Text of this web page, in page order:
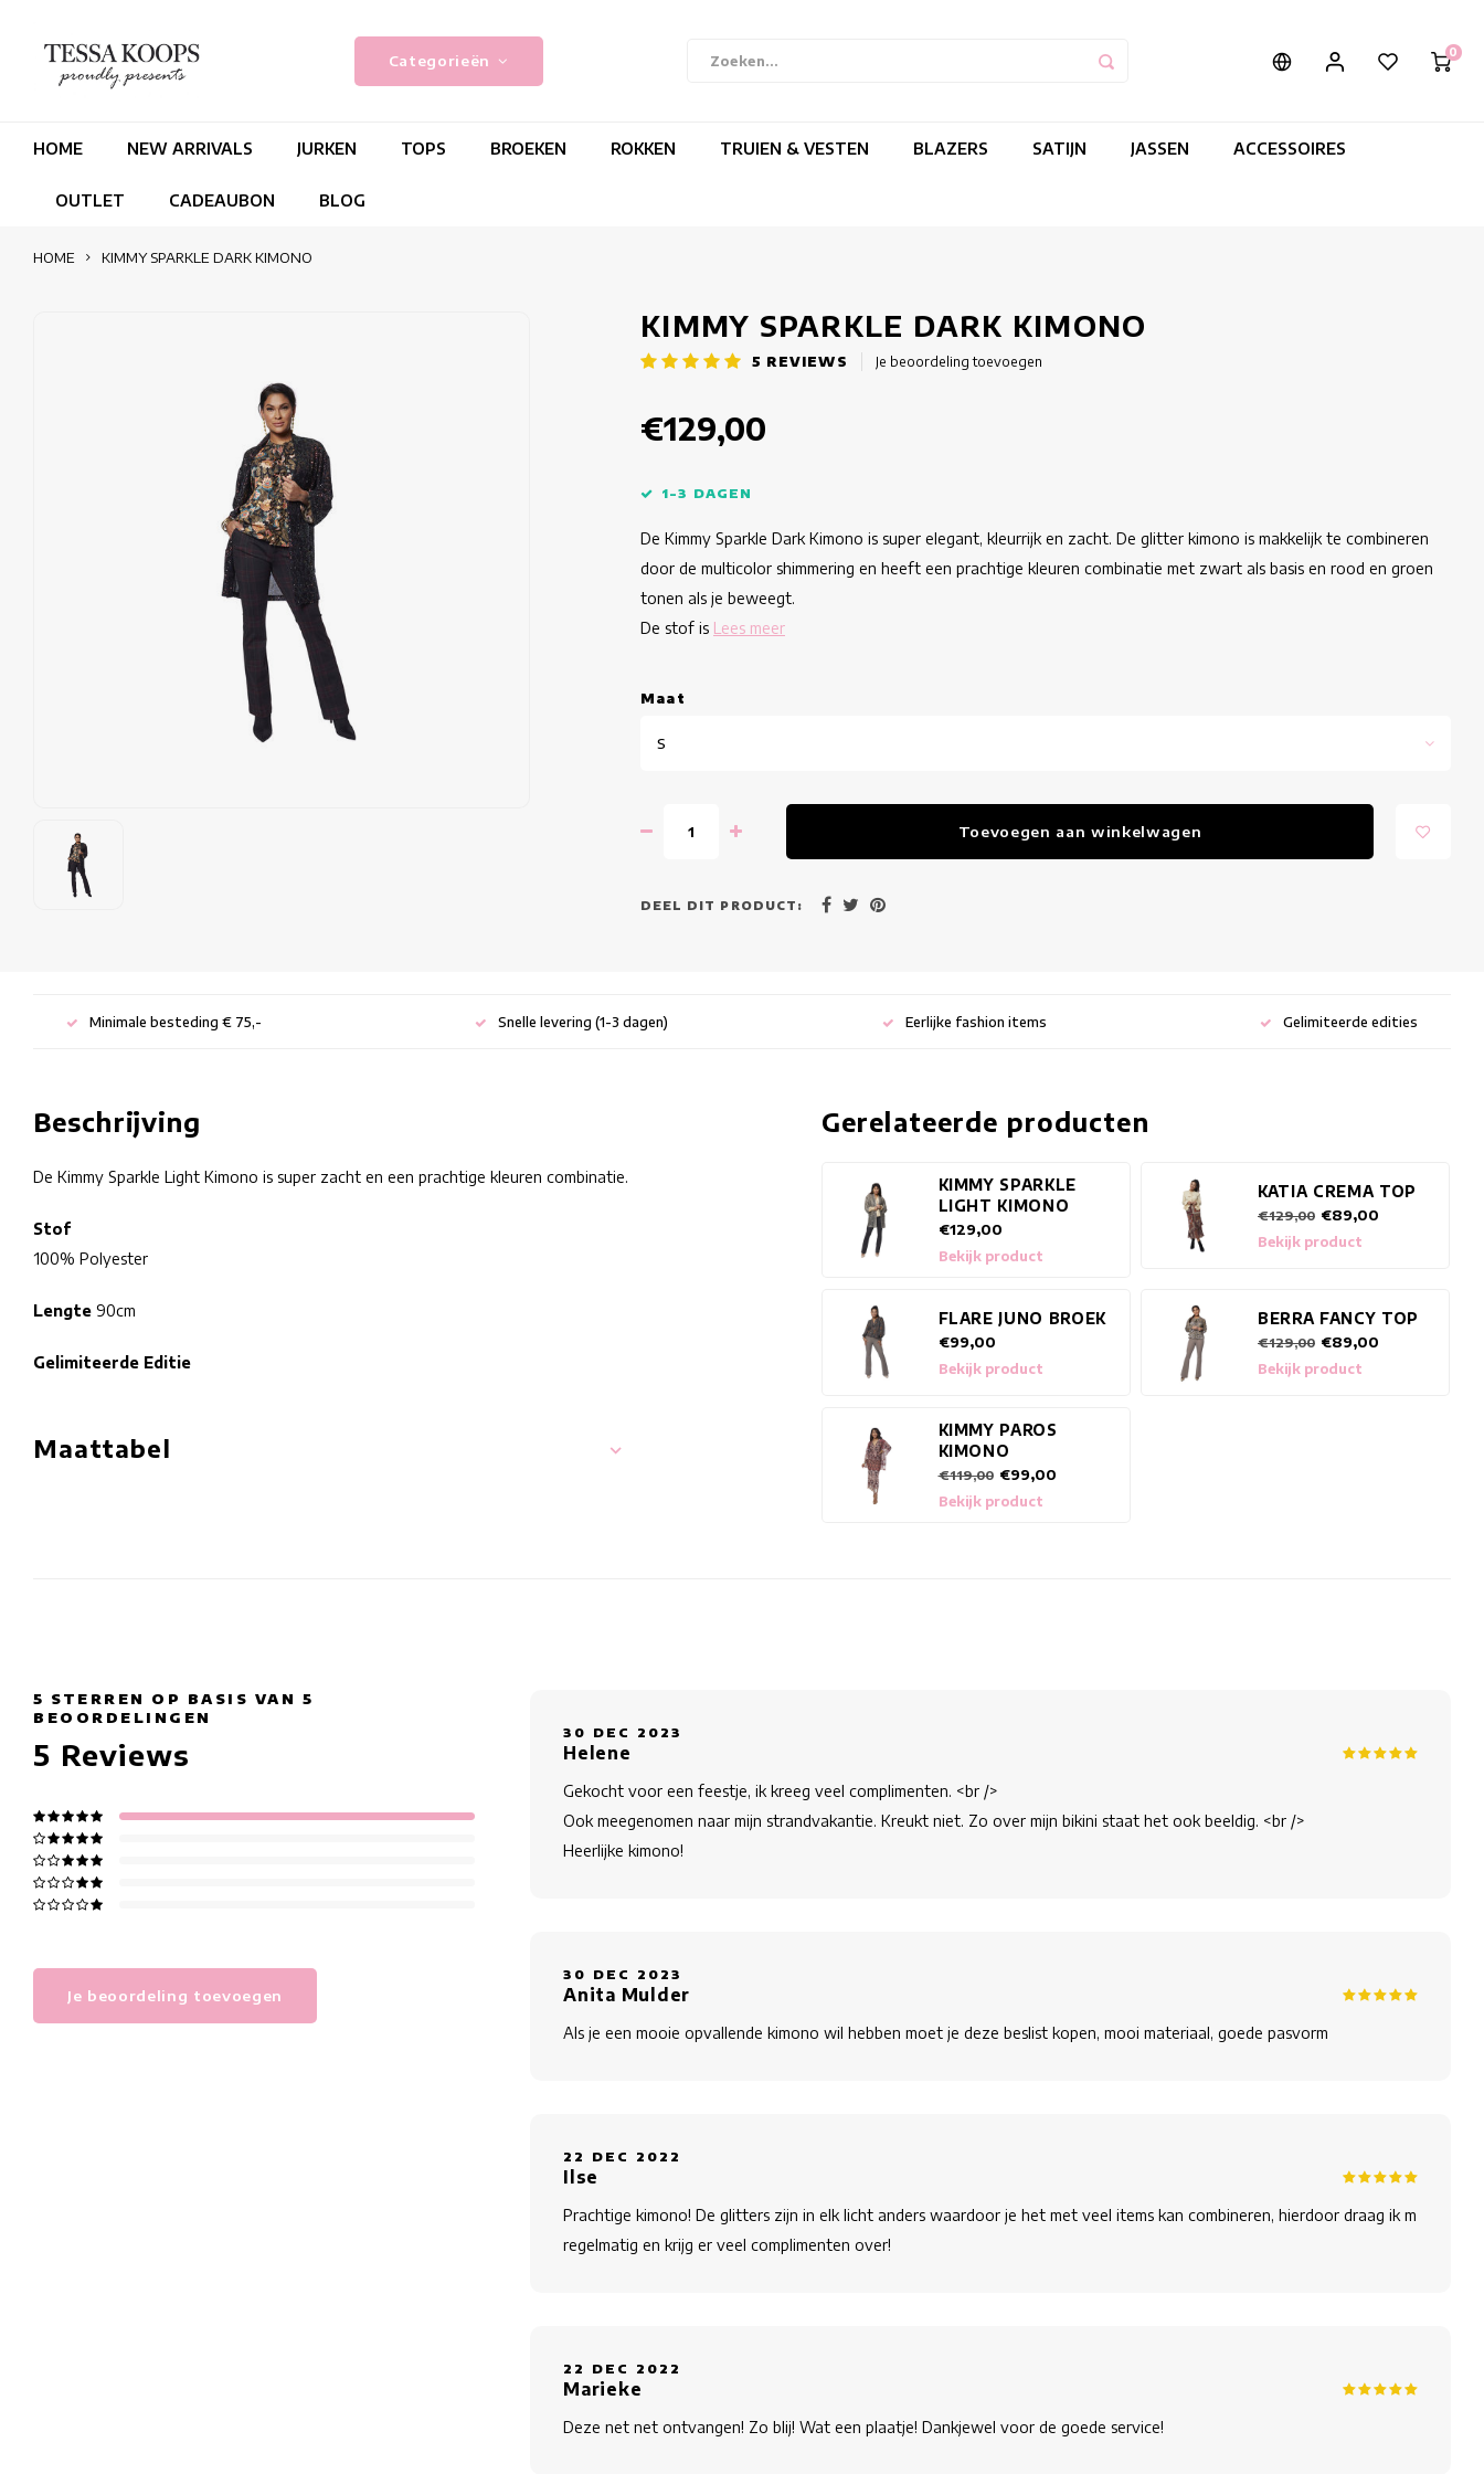
Categorieën 0
HOME NEW ARRIVALS JURKEN TOPS BROEKEN ROKKEN TRUIEN & VESTEN BLAZERS SATIJN JASSEN ACCESSOIRES
OUTLET CADEAUBON BLOG
HOME KIMMY SPARKLE DARK KIMONO
KIMMY SPARKLE DARK KIMONO
5 REVIEWS Je beoordeling toevoegen
€129,00
1-3 DAGEN
De Kimmy Sparkle Dark Kimono is super elegant, kleurrijk en zacht. De glitter kimono is makkelijk te combineren
door de multicolor shimmering en heeft een prachtige kleuren combinatie met zwart als basis en rood en groen
tonen als je beweegt.
De stof is Lees meer
Maat
S
Toevoegen aan winkelwagen
DEEL DIT PRODUCT:
Minimale besteding € 75,- Snelle levering (1-3 dagen) Eerlijke fashion items Gelimiteerde edities
Beschrijving
De Kimmy Sparkle Light Kimono is super zacht en een prachtige kleuren combinatie.
Stof
100% Polyester
Lengte 90cm
Gelimiteerde Editie
Maattabel
Gerelateerde producten
KIMMY SPARKLE
LIGHT KIMONO
€129,00
Bekijk product
KATIA CREMA TOP
€129,00 €89,00
Bekijk product
FLARE JUNO BROEK
€99,00
Bekijk product
BERRA FANCY TOP
€129,00 €89,00
Bekijk product
KIMMY PAROS
KIMONO
€119,00 €99,00
Bekijk product
5 STERREN OP BASIS VAN 5
BEOORDELINGEN
5 Reviews
Je beoordeling toevoegen
30 DEC 2023
Helene
Gekocht voor een feestje, ik kreeg veel complimenten. <br />
Ook meegenomen naar mijn strandvakantie. Kreukt niet. Zo over mijn bikini staat het ook beeldig. <br />
Heerlijke kimono!
30 DEC 2023
Anita Mulder
Als je een mooie opvallende kimono wil hebben moet je deze beslist kopen, mooi materiaal, goede pasvorm
22 DEC 2022
Ilse
Prachtige kimono! De glitters zijn in elk licht anders waardoor je het met veel items kan combineren, hierdoor draag ik m
regelmatig en krijg er veel complimenten over!
22 DEC 2022
Marieke
Deze net net ontvangen! Zo blij! Wat een plaatje! Dankjewel voor de goede service!